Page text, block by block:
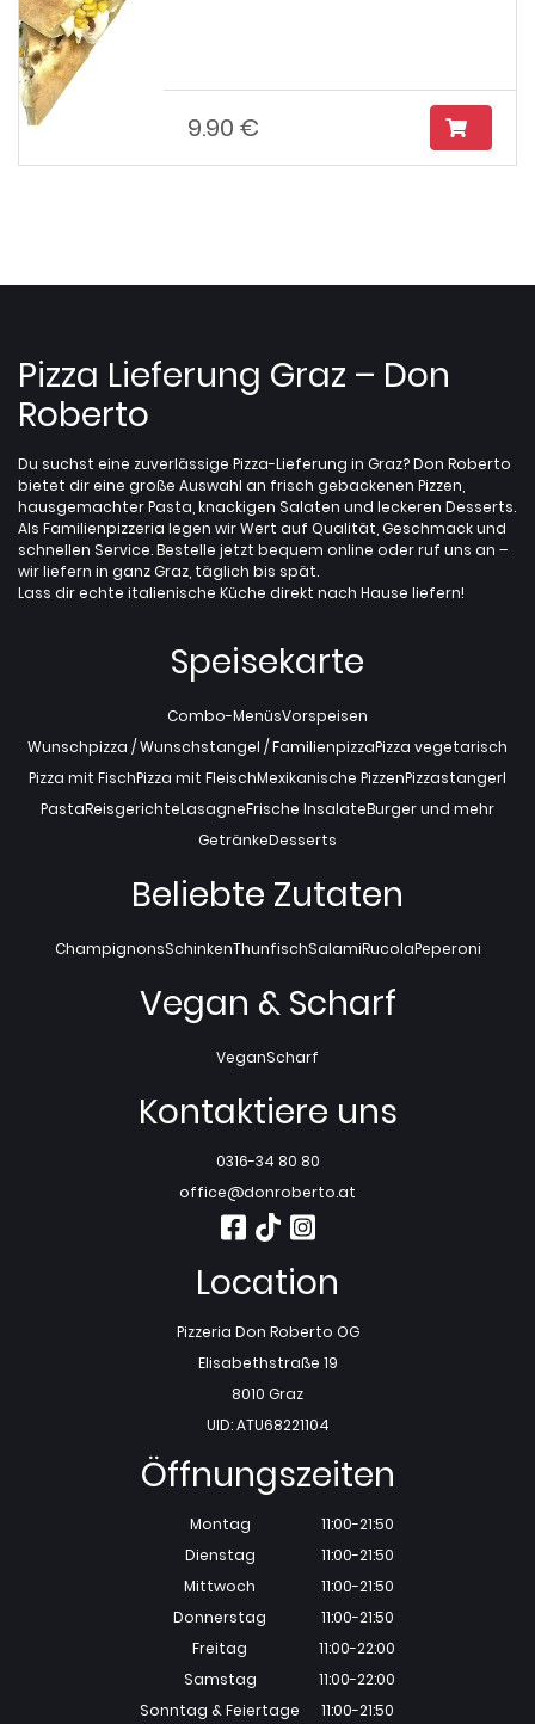
9.90 €
Pizza Lieferung Graz – Don
Roberto
Du suchst eine zuverlässige Pizza-Lieferung in Graz? Don Roberto
bietet dir eine große Auswahl an frisch gebackenen Pizzen,
hausgemachter Pasta, knackigen Salaten und leckeren Desserts.
Als Familienpizzeria legen wir Wert auf Qualität, Geschmack und
schnellen Service. Bestelle jetzt bequem online oder ruf uns an –
wir liefern in ganz Graz, täglich bis spät.
Lass dir echte italienische Küche direkt nach Hause liefern!
Speisekarte
Combo-MenüsVorspeisen
Wunschpizza / Wunschstangel / FamilienpizzaPizza vegetarisch
Pizza mit FischPizza mit FleischMexikanische PizzenPizzastangerl
PastaReisgerichteLasagneFrische InsalateBurger und mehr
GetränkeDesserts
Beliebte Zutaten
ChampignonsSchinkenThunfischSalamiRucolaPeperoni
Vegan & Scharf
VeganScharf
Kontaktiere uns
0316-34 80 80
office@donroberto.at
Location
Pizzeria Don Roberto OG
Elisabethstraße 19
8010 Graz
UID: ATU68221104
Öffnungszeiten
Montag
Dienstag
Mittwoch
Donnerstag
Freitag
Samstag
Sonntag & Feiertage
11:00-21:50
11:00-21:50
11:00-21:50
11:00-21:50
11:00-22:00
11:00-22:00
11:00-21:50